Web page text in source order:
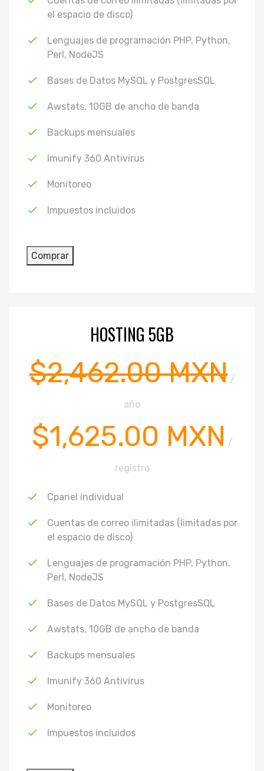
el espacio de disco)
Lenguajes de programación PHP, Python,
Perl, NodeJS
Bases de Datos MySQL y PostgresSQL
Awstats, 10GB de ancho de banda
Backups mensuales
Imunify 360 Antivirus
Monitoreo
Impuestos incluidos
HOSTING 5GB
$2,462.00 MXN/
año
$1,625.00 MXN /
registro
Cpanel individual
Cuentas de correo ilimitadas (limitadas por
el espacio de disco)
Lenguajes de programación PHP, Python,
Perl, NodeJS
Bases de Datos MySQL y PostgresSQL
Awstats, 10GB de ancho de banda
Backups mensuales
Imunify 360 Antivirus
Monitoreo
Impuestos incluidos